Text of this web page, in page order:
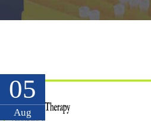
05
Aug